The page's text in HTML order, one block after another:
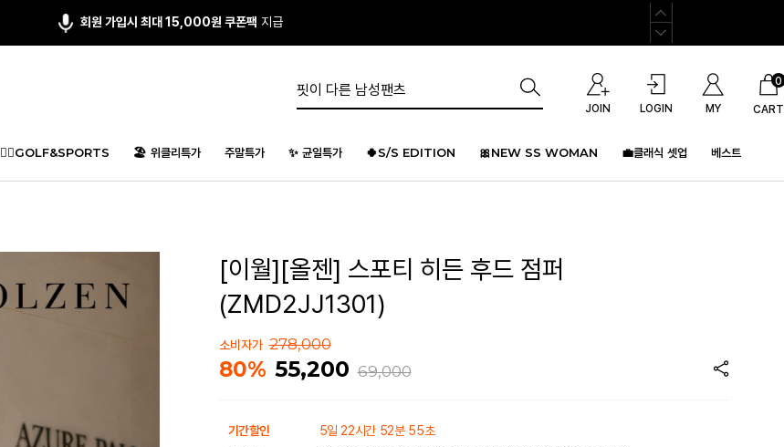
회원 가입시 최대 15,000원 쿠폰팩 지급
JOIN LOGIN MY CART
0
🏌️‍♂️GOLF&SPORTS 🏖️ 위클리특가 주말특가 ✨ 균일특가 🍀S/S EDITION 🎀NEW SS WOMAN 💼클래식 셋업 베스트
[이월][올젠] 스포티 히든 후드 점퍼
(ZMD2JJ1301)
소비자가 278,000
80% 55,200 69,000
기간할인
5일 22시간 52분 55초